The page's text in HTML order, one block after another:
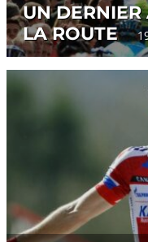
UN DERNIER
LA ROUTE